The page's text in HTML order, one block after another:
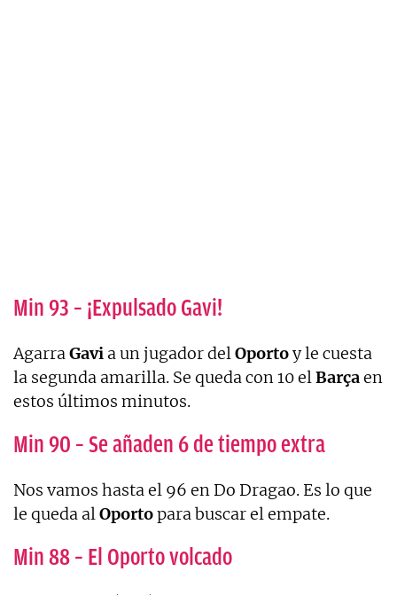
Min 93 – ¡Expulsado Gavi!
AgarraGavi a un jugador delOportoy le cuesta
la segunda amarilla. Se queda con 10 elBarçaen
estos últimos minutos.
Min 90 – Se añaden 6 de tiempo extra
Nos vamos hasta el 96 en Do Dragao. Es lo que
le queda alOportopara buscar el empate.
Min 88 – El Oporto volcado